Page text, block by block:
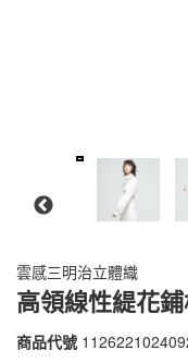
雲感三明治立體織
高領線性緹花鋪
商品代號